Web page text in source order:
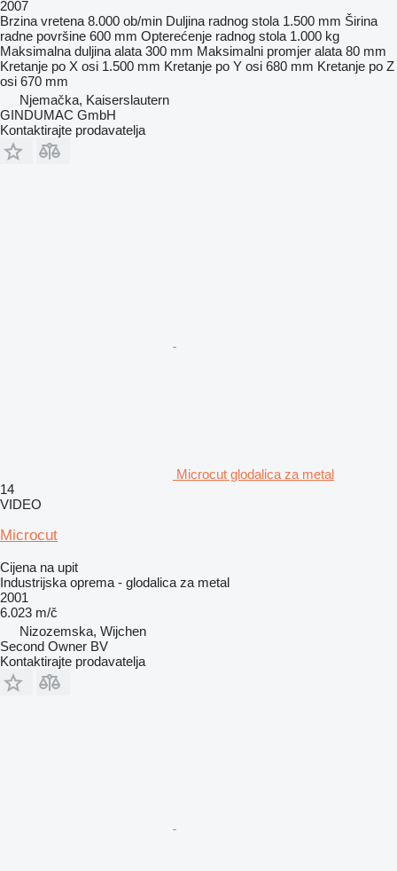
2007
Brzina vretena 8.000 ob/min Duljina radnog stola 1.500 mm Širina
radne površine 600 mm Opterećenje radnog stola 1.000 kg
Maksimalna duljina alata 300 mm Maksimalni promjer alata 80 mm
Kretanje po X osi 1.500 mm Kretanje po Y osi 680 mm Kretanje po Z
osi 670 mm
Njemačka, Kaiserslautern
GINDUMAC GmbH
Kontaktirajte prodavatelja
Microcut glodalica za metal
14
VIDEO
Microcut
Cijena na upit
Industrijska oprema - glodalica za metal
2001
6.023 m/č
Nizozemska, Wijchen
Second Owner BV
Kontaktirajte prodavatelja